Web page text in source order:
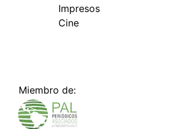
Impresos
Cine
Miembro de: